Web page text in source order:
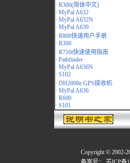
· R300(简体中文)
· MyPal A632
· MyPal A632N
· MyPal A639
· R800快速用户手册
· R300
· R710t快速使用指南
· Pathfinder
· MyPal A636N
· S102
· DH2000e GPS接收机
· MyPal A636
· R600
· S101
Copyright © 2002-